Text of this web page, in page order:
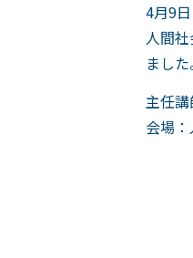
4月9
人間
まし
主任
会場